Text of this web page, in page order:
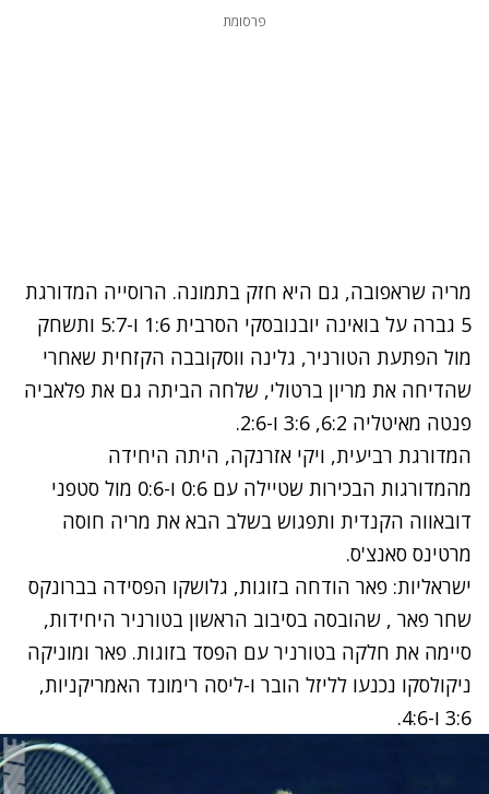
פרסומת
מריה שראפובה, גם היא חזק בתמונה. הרוסייה המדורגת
5 גברה על בואינה יובנובסקי הסרבית 1:6 ו-5:7 ותשחק
מול הפתעת הטורניר, גלינה ווסקובבה הקזחית שאחרי
שהדיחה את מריון ברטולי, שלחה הביתה גם את פלאביה
פנטה מאיטליה 6:2, 3:6 ו-2:6.
המדורגת רביעית, ויקי אזרנקה, היתה היחידה
מהמדורגות הבכירות שטיילה עם 0:6 ו-0:6 מול סטפני
דובאווה הקנדית ותפגוש בשלב הבא את מריה חוסה
מרטינס סאנצ'ס.
ישראליות: פאר הודחה בזוגות, גלושקו הפסידה בברונקס
שחר פאר , שהובסה בסיבוב הראשון בטורניר היחידות,
סיימה את חלקה בטורניר עם הפסד בזוגות. פאר ומוניקה
ניקולסקו נכנעו לליזל הובר ו-ליסה רימונד האמריקניות,
3:6 ו-4:6.